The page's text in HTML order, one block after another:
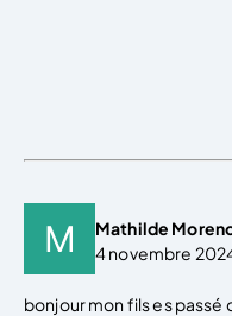
Mathilde
4 novembre
bonjour mon fils es passé